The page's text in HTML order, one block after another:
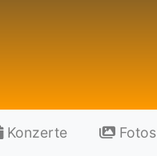
Konzerte Fotos